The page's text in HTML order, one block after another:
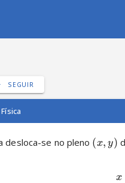
SEGUIR
Física
desloca-se no pleno (x, y)
x